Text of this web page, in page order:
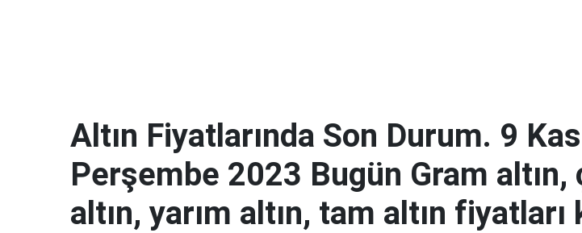
Altın Fiyatlarında Son Durum. 9
Perşembe 2023 Bugün Gram altın,
altın, yarım altın, tam altın fiyatları